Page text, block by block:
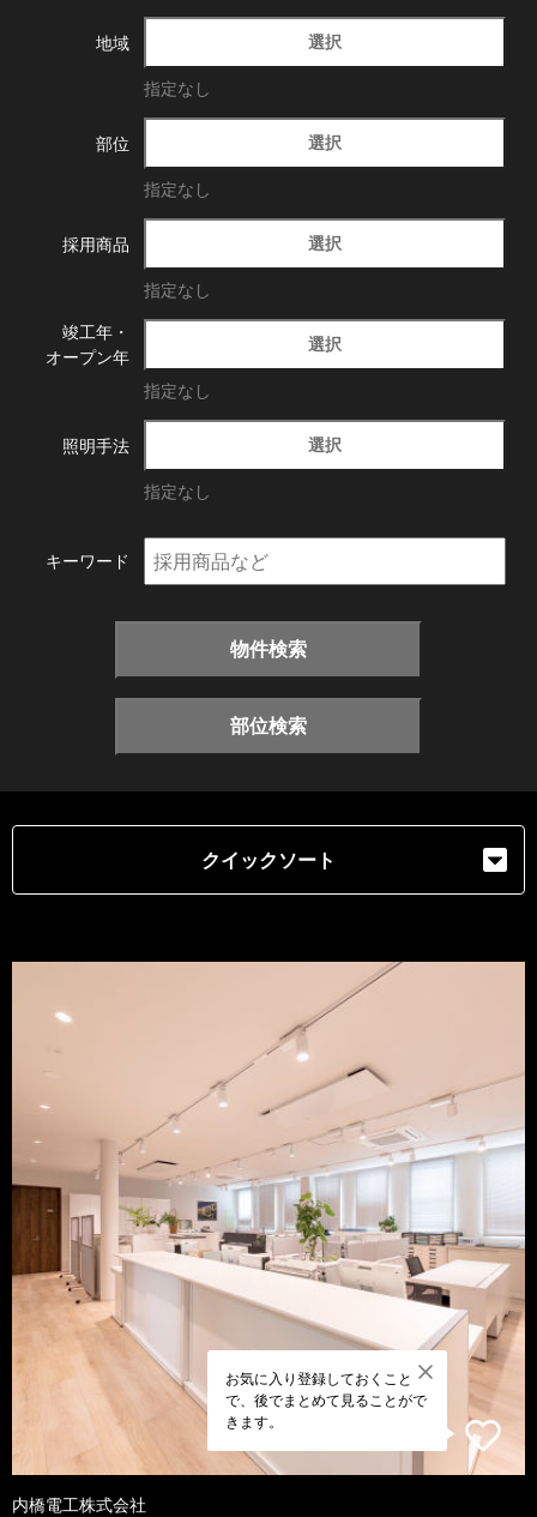
地域 選択
指定なし
部位 選択
指定なし
採用商品 選択
指定なし
竣工年・
オープン年
選択
指定なし
照明手法 選択
指定なし
キーワード
物件検索
部位検索
クイックソート
お気に入り登録しておくこと
で、後でまとめて見ることがで
きます。
内橋電工株式会社